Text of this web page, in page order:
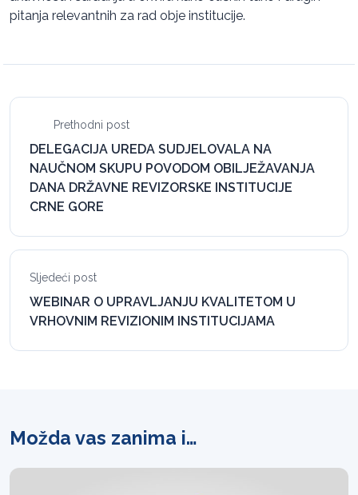
pitanja relevantnih za rad obje institucije.
Prethodni post
DELEGACIJA UREDA SUDJELOVALA NA
NAUČNOM SKUPU POVODOM OBILJEŽAVANJA
DANA DRŽAVNE REVIZORSKE INSTITUCIJE
CRNE GORE
Sljedeći post
WEBINAR O UPRAVLJANJU KVALITETOM U
VRHOVNIM REVIZIONIM INSTITUCIJAMA
Možda vas zanima i…